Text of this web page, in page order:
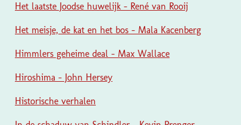
Het laatste Joodse huwelijk - René van Rooij
Het meisje, de kat en het bos - Mala Kacenberg
Himmlers geheime deal - Max Wallace
Hiroshima - John Hersey
Historische verhalen